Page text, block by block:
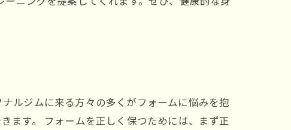
ルジムに来る方々の多くがフォームに悩みを抱
ます。 フォームを正しく保つためには、まず正